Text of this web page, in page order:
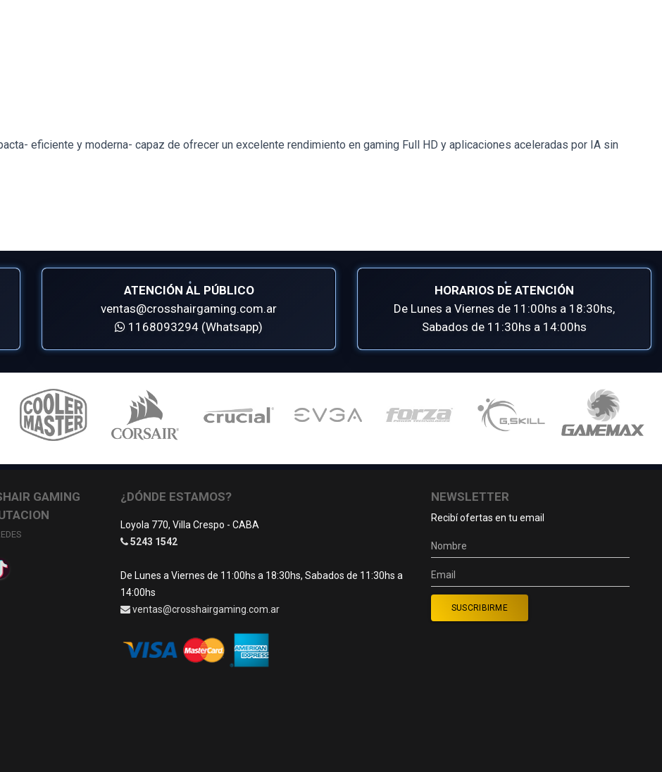
eficiente y moderna- capaz de ofrecer un excelente rendimiento en gaming Full HD y aplicaciones aceleradas por IA sin
ATENCIÓN AL PÚBLICO
ventas@crosshairgaming.com.ar
1168093294 (Whatsapp)
HORARIOS DE ATENCIÓN
De Lunes a Viernes de 11:00hs a 18:30hs,
Sabados de 11:30hs a 14:00hs
GAMING
¿DÓNDE ESTAMOS?
Loyola 770, Villa Crespo - CABA
5243 1542
De Lunes a Viernes de 11:00hs a 18:30hs, Sabados de 11:30hs a
14:00hs
ventas@crosshairgaming.com.ar
NEWSLETTER
Recibí ofertas en tu email